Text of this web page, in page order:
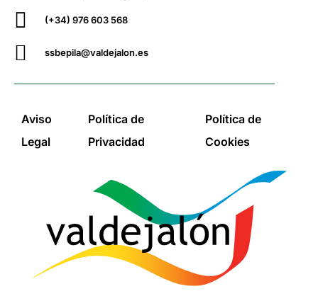
(+34) 976 603 568
ssbepila@valdejalon.es
Aviso
Legal
Política de
Privacidad
Política de
Cookies